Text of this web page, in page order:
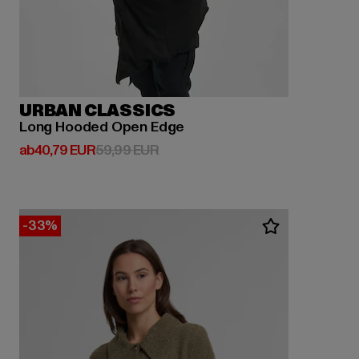
URBAN CLASSICS
Long Hooded Open Edge
ab40,79 EUR
Derzeitiger Preis: ab 40,79 EUR
59,99 EURAktionspreis: 59,99 EUR
-33%